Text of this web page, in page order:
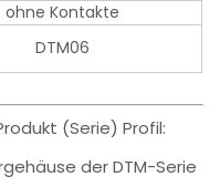
ohne Kontakte
DTM06
(Serie) Profil:
der DTM-Serie